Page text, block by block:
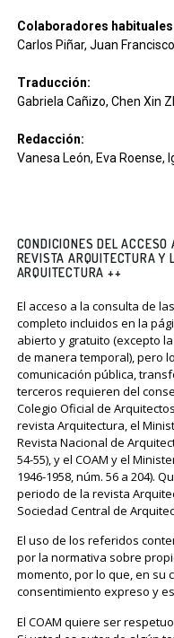
Colaboradores
Carlos Piñar, Juan
Traducción:
Gabriela Cañizo, Chen Xin
Redacción:
Vanesa León, Eva Roense,
CONDICIONES DEL
REVISTA ARQUITECTURA Y
ARQUITECTURA ++
El acceso a la consulta de
completo incluidos en la
abierto y gratuito (excepto
de manera temporal), pero
comunicación pública,
terceros requieren del
Colegio Oficial de
revista Arquitectura, el
Revista Nacional de
54-55), y el COAM y el
1946-1958, núm. 56 a 204).
periodo de la revista
Sociedad Central de
El uso de los referidos
por la normativa sobre
momento, por lo que, en su
consentimiento expreso y
El COAM quiere ser